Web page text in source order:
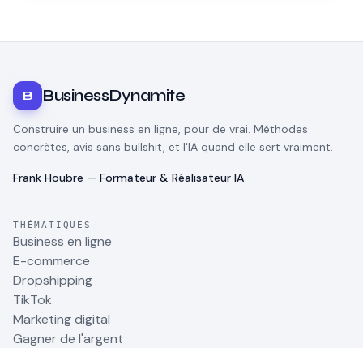
B BusinessDynamite
Construire un business en ligne, pour de vrai. Méthodes
concrètes, avis sans bullshit, et l'IA quand elle sert vraiment.
Frank Houbre — Formateur & Réalisateur IA
THÉMATIQUES
Business en ligne
E-commerce
Dropshipping
TikTok
Marketing digital
Gagner de l'argent